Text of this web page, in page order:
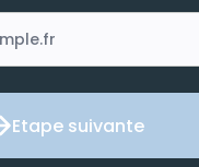
Etape suivante
Etape suivante